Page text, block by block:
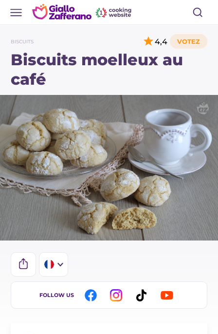
BISCUITS
Biscuits moelleux au
café
4,4
IT
FOLLOW US